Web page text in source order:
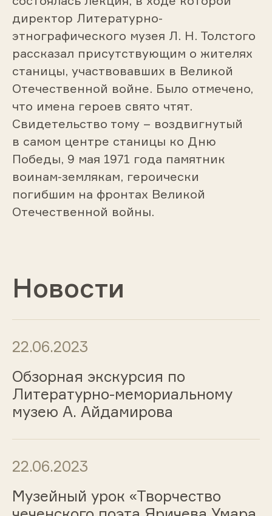
директор Литературно-
этнографического музея Л. Н. Толстого
рассказал присутствующим о жителях
станицы, участвовавших в Великой
Отечественной войне. Было отмечено,
что имена героев свято чтят.
Свидетельство тому – воздвигнутый
в самом центре станицы ко Дню
Победы, 9 мая 1971 года памятник
воинам-землякам, героически
погибшим на фронтах Великой
Отечественной войны.
Новости
22.06.2023
Обзорная экскурсия по
Литературно-мемориальному
музею А. Айдамирова
22.06.2023
Музейный урок «Творчество